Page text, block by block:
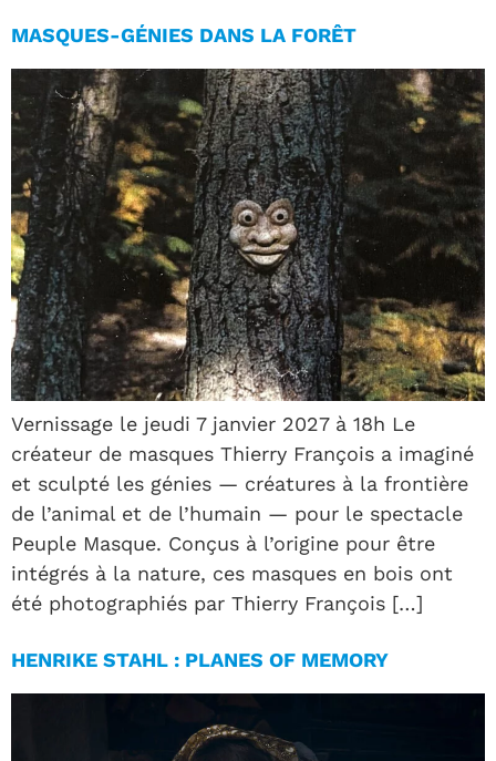
MASQUES-GÉNIES DANS LA FORÊT
Vernissage le jeudi 7 janvier 2027 à 18h Le
créateur de masques Thierry François a imaginé
et sculpté les génies — créatures à la frontière
de l’animal et de l’humain — pour le spectacle
Peuple Masque. Conçus à l’origine pour être
intégrés à la nature, ces masques en bois ont
été photographiés par Thierry François […]
HENRIKE STAHL : PLANES OF MEMORY